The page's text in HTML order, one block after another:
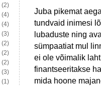
Juba pikemat
tundvaid inimesi
lubaduste ning
sümpaatiat mul
ei ole võimalik
finantseeritakse
mida hoone
(2)
(4)
(4)
(3)
(2)
(2)
(2)
(3)
(1)